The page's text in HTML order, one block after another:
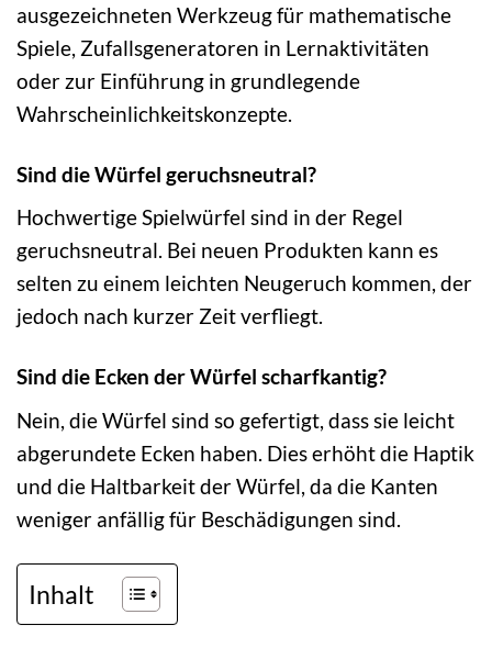
ausgezeichneten Werkzeug für mathematische
Spiele, Zufallsgeneratoren in Lernaktivitäten
oder zur Einführung in grundlegende
Wahrscheinlichkeitskonzepte.
Sind die Würfel geruchsneutral?
Hochwertige Spielwürfel sind in der Regel
geruchsneutral. Bei neuen Produkten kann es
selten zu einem leichten Neugeruch kommen, der
jedoch nach kurzer Zeit verfliegt.
Sind die Ecken der Würfel scharfkantig?
Nein, die Würfel sind so gefertigt, dass sie leicht
abgerundete Ecken haben. Dies erhöht die Haptik
und die Haltbarkeit der Würfel, da die Kanten
weniger anfällig für Beschädigungen sind.
Inhalt